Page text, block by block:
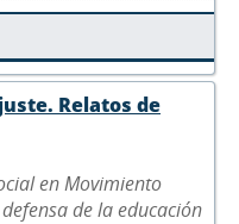
Relatos de
en Movimiento
de la educación